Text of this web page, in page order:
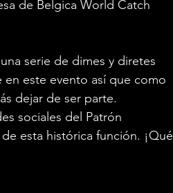
de Belgica World Catch
serie de dimes y diretes
en este evento así que como
dejar de ser parte.
sociales del Patrón
esta histórica función. ¡Qué